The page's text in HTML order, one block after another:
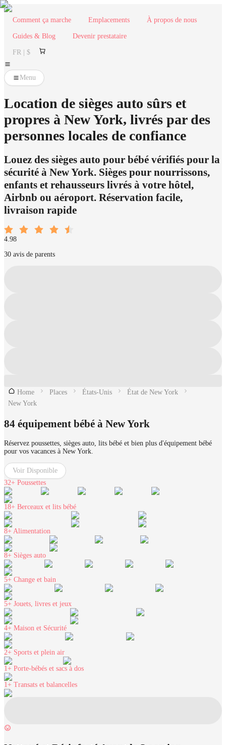
Comment ça marche Emplacements À propos de nous
Guides & Blog Devenir prestataire
FR | $
Menu
Location de sièges auto sûrs et
propres à New York, livrés par des
personnes locales de confiance
Louez des sièges auto pour bébé vérifiés pour la
sécurité à New York. Sièges pour nourrissons,
enfants et rehausseurs livrés à votre hôtel,
Airbnb ou aéroport. Réservation facile,
livraison rapide
4.98
30 avis de parents
Home Places États-Unis
État de New York
New York
84 équipement bébé à New York
Réservez poussettes, sièges auto, lits bébé et bien plus d'équipement bébé
pour vos vacances à New York.
Voir Disponible
32+ Poussettes
18+ Berceaux et lits bébé
8+ Alimentation
8+ Sièges auto
5+ Change et bain
5+ Jouets, livres et jeux
4+ Maison et Sécurité
2+ Sports et plein air
1+ Porte-bébés et sacs à dos
1+ Transats et balancelles